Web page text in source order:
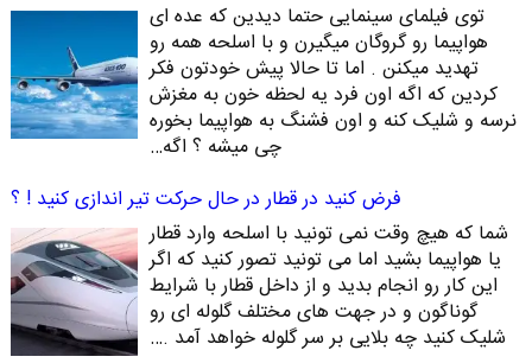
توی فیلمای سینمایی حتما دیدین که عده ای
هواپیما رو گروگان میگیرن و با اسلحه همه رو
تهدید میکنن . اما تا حالا پیش خودتون فکر
کردین که اگه اون فرد یه لحظه خون به مغزش
نرسه و شلیک کنه و اون فشنگ به هواپیما بخوره
چی میشه ؟ اگه…
فرض کنید در قطار در حال حرکت تیر اندازی کنید ! ؟
شما که هیچ وقت نمی تونید با اسلحه وارد قطار
یا هواپیما بشید اما می تونید تصور کنید که اگر
این کار رو انجام بدید و از داخل قطار با شرایط
گوناگون و در جهت های مختلف گلوله ای رو
شلیک کنید چه بلایی بر سر گلوله خواهد آمد .…